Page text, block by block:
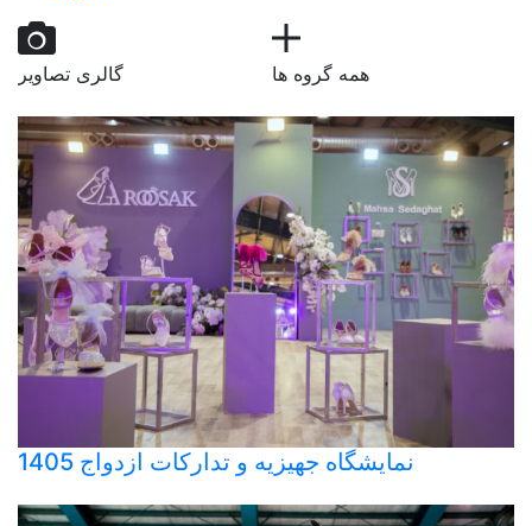
همه گروه ها گالری تصاویر
نمایشگاه جهیزیه و تدارکات ازدواج 1405